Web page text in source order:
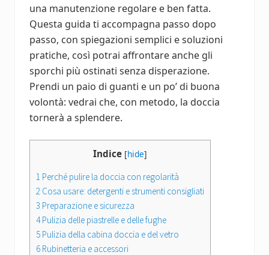
una manutenzione regolare e ben fatta.
Questa guida ti accompagna passo dopo
passo, con spiegazioni semplici e soluzioni
pratiche, così potrai affrontare anche gli
sporchi più ostinati senza disperazione.
Prendi un paio di guanti e un po’ di buona
volontà: vedrai che, con metodo, la doccia
tornerà a splendere.
Indice [hide]
1 Perché pulire la doccia con regolarità
2 Cosa usare: detergenti e strumenti consigliati
3 Preparazione e sicurezza
4Pulizia delle piastrelle e delle fughe
5 Pulizia della cabina doccia e del vetro
6 Rubinetteria e accessori